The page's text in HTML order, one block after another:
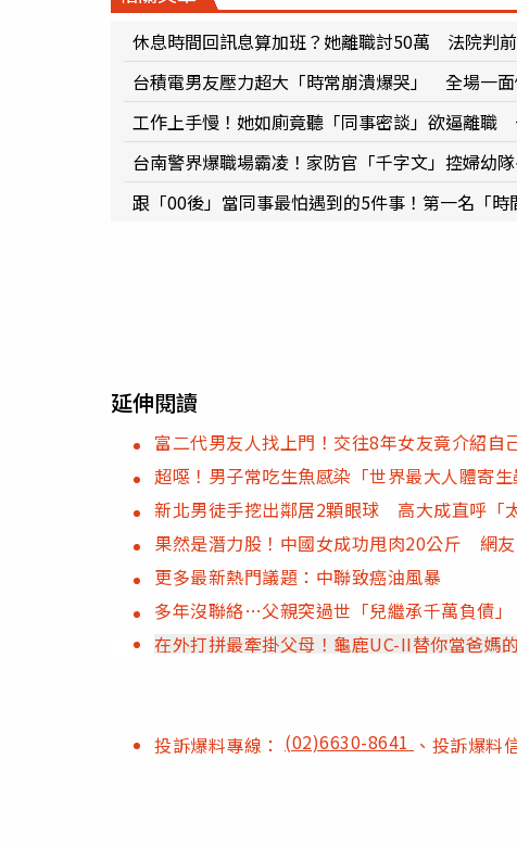
休息時間回訊息算加班？她離職討50萬 法院判前
台積電男友壓力超大「時常崩潰爆哭」 全場一
工作上手慢！她如廁竟聽「同事密談」欲逼離職
台南警界爆職場霸凌！家防官「千字文」控婦幼
跟「00後」當同事最怕遇到的5件事！第一名「
延伸閱讀
富二代男友人找上門！交往8年女友竟介紹
超噁！男子常吃生魚感染「世界最大人體寄
新北男徒手挖出鄰居2顆眼球 高大成直呼「
果然是潛力股！中國女成功甩肉20公斤 網
更多最新熱門議題：中聯致癌油風暴
多年沒聯絡…父親突過世「兒繼承千萬負債
在外打拼最牽掛父母！龜鹿UC-II替你當爸媽
投訴爆料專線： (02)6630-8641 、投訴爆料